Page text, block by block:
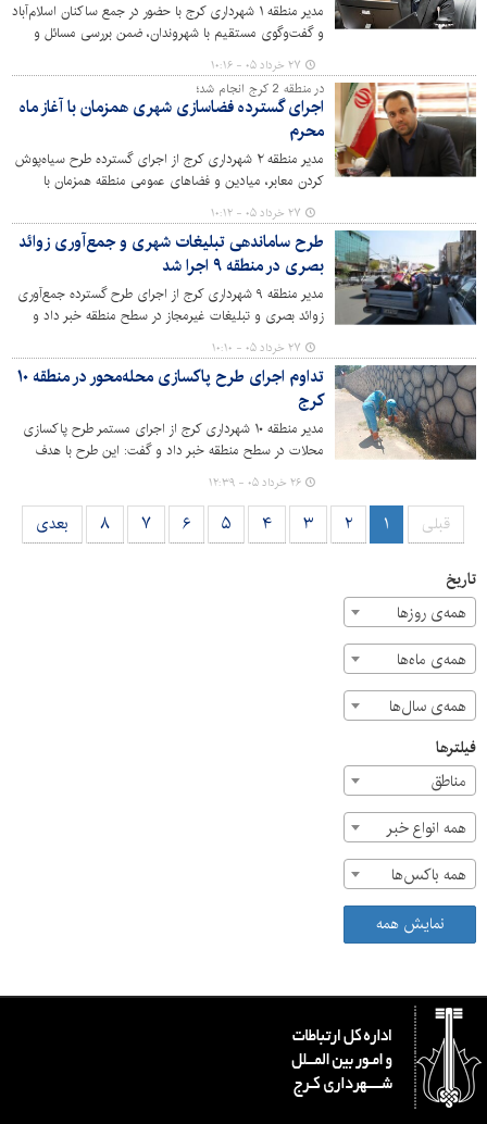
مدیر منطقه ۱ شهرداری کرج با حضور در جمع ساکنان اسلام‌آباد
و گفت‌وگوی مستقیم با شهروندان، ضمن بررسی مسائل و
مشکلات محلی، بر پیگیری مستمر درخواست‌های مردمی و
تسریع در رفع آن‌ها تأکید کرد.
۲۷ خرداد ۰۵ - ۱۰:۱۶
در منطقه 2 کرج انجام شد؛
اجرای گسترده فضاسازی شهری همزمان با آغاز ماه
محرم
مدیر منطقه ۲ شهرداری کرج از اجرای گسترده طرح سیاه‌پوش
کردن معابر، میادین و فضاهای عمومی منطقه همزمان با
فرارسیدن ماه محرم خبر داد و گفت: این اقدامات با هدف
پاسداشت شعائر حسینی، ترویج فرهنگ عاشورا و ایجاد
فضایی معنوی برای شهروندان و عزاداران انجام شده است.
۲۷ خرداد ۰۵ - ۱۰:۱۲
طرح ساماندهی تبلیغات شهری و جمع‌آوری زوائد
بصری در منطقه ۹ اجرا شد
مدیر منطقه ۹ شهرداری کرج از اجرای طرح گسترده جمع‌آوری
زوائد بصری و تبلیغات غیرمجاز در سطح منطقه خبر داد و
گفت: ارتقای کیفیت منظر شهری و ساماندهی فضاهای
عمومی از اولویت‌های مدیریت شهری در منطقه ۹ است.
۲۷ خرداد ۰۵ - ۱۰:۱۰
تداوم اجرای طرح پاکسازی محله‌محور در منطقه ۱۰
کرج
مدیر منطقه ۱۰ شهرداری کرج از اجرای مستمر طرح پاکسازی
محلات در سطح منطقه خبر داد و گفت: این طرح با هدف
ارتقای کیفیت خدمات شهری، بهبود سیمای شهری و افزایش
رضایتمندی شهروندان به‌صورت محله‌محور در حال اجراست.
۲۶ خرداد ۰۵ - ۱۲:۳۹
قبلی ۱ ۲ ۳ ۴ ۵ ۶ ۷ ۸ بعدی
تاریخ
همه‌ی روزها
همه‌ی ماه‌ها
همه‌ی سال‌ها
فیلترها
مناطق
همه انواع خبر
همه باکس‌ها
نمایش همه